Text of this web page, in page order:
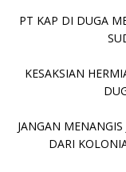
PT KAP DI DUGA
KESAKSIAN
JANGAN
DARI